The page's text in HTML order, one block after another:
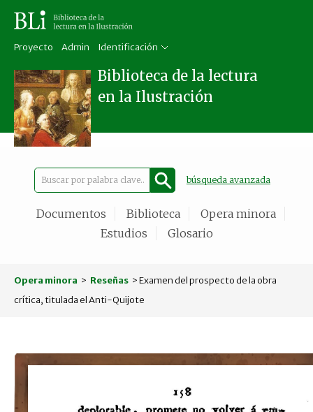
Proyecto Admin Identificación
Biblioteca de la lectura
en la Ilustración
búsqueda avanzada
Documentos Biblioteca
Opera minora
Estudios
Glosario
Opera minora > Reseñas > Examen del prospecto de la obra
crítica, titulada el Anti-Quijote